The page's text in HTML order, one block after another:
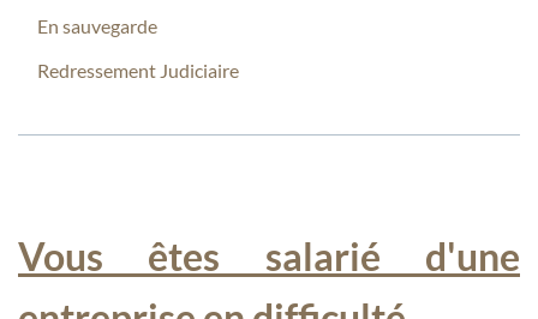
En sauvegarde
Redressement Judiciaire
Vous êtes salarié d'une